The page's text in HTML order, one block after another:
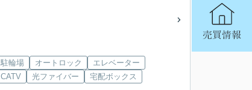
駐輪場 オートロック
エレベーター
CATV
光ファイバー 宅配ボックス